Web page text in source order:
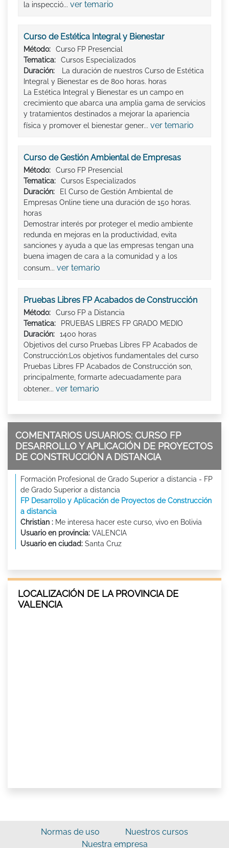
la inspecció... ver temario
Curso de Estética Integral y Bienestar
Método:
Curso FP Presencial
Tematica:
Cursos Especializados
Duración:
La duración de nuestros Curso de Estética
Integral y Bienestar es de 800 horas. horas
La Estética Integral y Bienestar es un campo en
crecimiento que abarca una amplia gama de servicios
y tratamientos destinados a mejorar la apariencia
física y promover el bienestar gener... ver temario
Curso de Gestión Ambiental de Empresas
Método:
Curso FP Presencial
Tematica:
Cursos Especializados
Duración:
El Curso de Gestión Ambiental de
Empresas Online tiene una duración de 150 horas.
horas
Demostrar interés por proteger el medio ambiente
redunda en mejoras en la productividad, evita
sanciones y ayuda a que las empresas tengan una
buena imagen de cara a la comunidad y a los
consum... ver temario
Pruebas Libres FP Acabados de Construcción
Método:
Curso FP a Distancia
Tematica:
PRUEBAS LIBRES FP GRADO MEDIO
Duración:
1400 horas
Objetivos del curso Pruebas Libres FP Acabados de
Construcción:Los objetivos fundamentales del curso
Pruebas Libres FP Acabados de Construcción son,
principalmente, formarte adecuadamente para
obtener... ver temario
COMENTARIOS USUARIOS: CURSO FP
DESARROLLO Y APLICACIÓN DE PROYECTOS
DE CONSTRUCCIÓN A DISTANCIA
Formación Profesional de Grado Superior a distancia - FP
de Grado Superior a distancia
FP Desarrollo y Aplicación de Proyectos de Construcción
a distancia
Christian : Me interesa hacer este curso, vivo en Bolivia
Usuario en provincia: VALENCIA
Usuario en ciudad: Santa Cruz
LOCALIZACIÓN DE LA PROVINCIA DE
VALENCIA
Normas de uso
Nuestros cursos
Nuestra empresa